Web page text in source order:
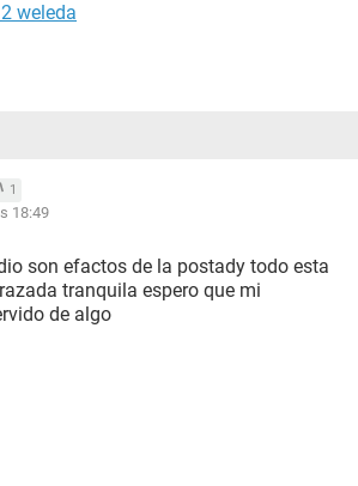
weleda
1
18:49
son efactos de la postady todo esta
tranquila espero que mi
de algo